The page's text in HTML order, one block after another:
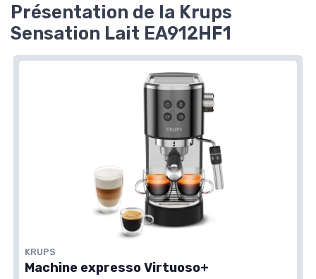
Présentation de la Krups
Sensation Lait EA912HF1
KRUPS
Machine expresso Virtuoso+